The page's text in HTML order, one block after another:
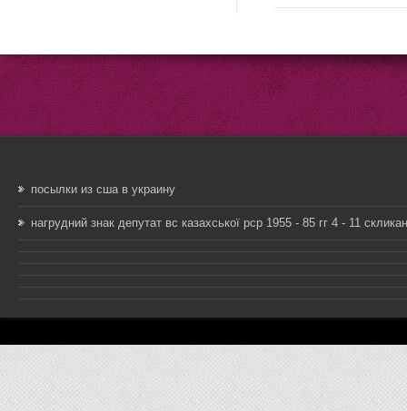
посылки из сша в украину
нагрудний знак депутат вс казахської рср 1955 - 85 гг 4 - 11